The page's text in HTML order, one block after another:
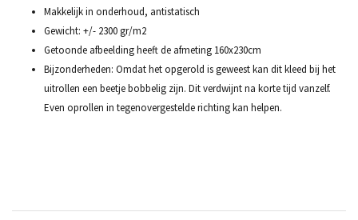
Makkelijk in onderhoud, antistatisch
Gewicht: +/- 2300 gr/m2
Getoonde afbeelding heeft de afmeting 160x230cm
Bijzonderheden: Omdat het opgerold is geweest kan dit kleed bij het
uitrollen een beetje bobbelig zijn. Dit verdwijnt na korte tijd vanzelf.
Even oprollen in tegenovergestelde richting kan helpen.